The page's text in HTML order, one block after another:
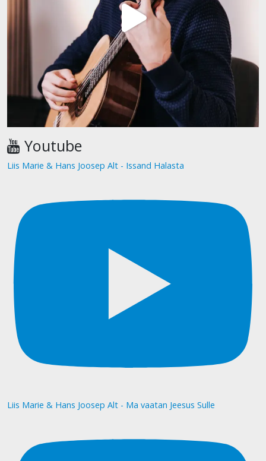
Youtube
Liis Marie & Hans Joosep Alt - Issand Halasta
Liis Marie & Hans Joosep Alt - Ma vaatan Jeesus Sulle